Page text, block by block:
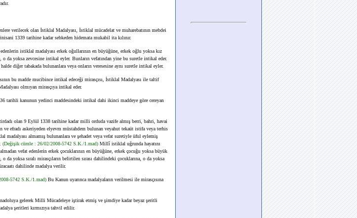
verilecek olan İstiklal Madalyası, İstiklal mücadelat ve muharebatının mebdei
1339 tarihine kadar sebkeden hidemata mukabil ita kılınır.
istiklal madalyası erkek oğullarının en büyüğüne, erkek oğlu yoksa kız
da yoksa zevcesine intikal eyler. Bunların vefatından yine bu suretle intikal eder.
diğer tabakada bulunanlara veya onların veresesine aynı suretle intikal eyler.
bu madde mucibince intikal edeceği mirasçısı, İstiklal Madalyası ile taltif
olmıyan mirasçıya intikal eder.
tarihli kanunun yedinci maddesindeki intikal dahi ikinci maddeye göre cereyan
olan 9 Eylül 1338 tarihine kadar milli orduda vazife almış berri, bahri, havai
efradı askeriyeden elyevm müstahdem bulunan veyahut tekaüt istifa veya terhis
almamış bulunanlara ve şehadet veya vefat suretiyle üful eylemiş
(Değişik cümle : 26/02/2008-5742 S.K./1.mad) Millî istiklal uğrunda hayatını
vefat edenlerin erkek çocuklarının en büyüğüne, erkek çocuğu yoksa büyük
da yoksa sıralı mirasçıların belirtilen sırası dahilindeki çocuklarına, o da yoksa
dahilinde madalya verilir.
5742 S.K./1.mad) Bu Kanun uyarınca madalyaların verilmesi ile mirasçısına
gelerek Milli Mücadeleye iştirak etmiş ve şimdiye kadar beyaz şeritli
şeritleri kırmızıya tahvil edilir.